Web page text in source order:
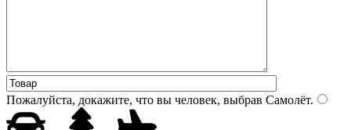
Пожалуйста, докажите, что вы человек, выбрав Самолёт.